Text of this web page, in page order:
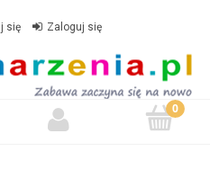
się Zaloguj się